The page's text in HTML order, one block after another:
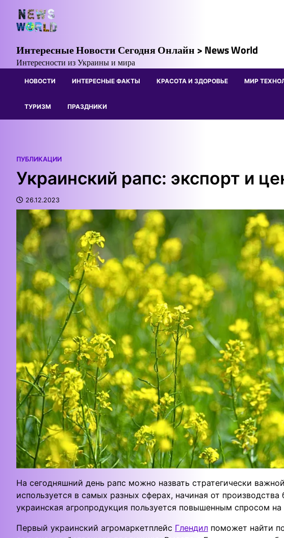
content
Интересные Новости Сегодня Онлайн > News World
Интересности из Украины и мира
НОВОСТИ ИНТЕРЕСНЫЕ ФАКТЫ КРАСОТА И ЗДОРОВЬЕ МИР
ТУРИЗМ ПРАЗДНИКИ
ПУБЛИКАЦИИ
Украинский рапс: экспорт и
26.12.2023
На сегодняшний день рапс можно назвать стратегически
используется в самых разных сферах, начиная от
украинская агропродукция пользуется повышенным спросом
Первый украинский агромаркетплейс Глендил поможет найти